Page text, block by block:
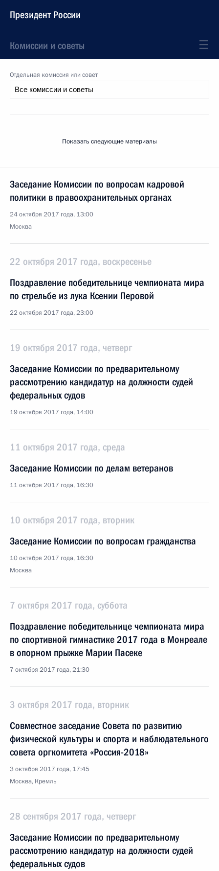
Президент России
Комиссии и советы
Отдельная комиссия или совет
Показать следующие материалы
Заседание Комиссии по вопросам кадровой
политики в правоохранительных органах
24 октября 2017 года, 13:00
Москва
22 октября 2017 года, воскресенье
Поздравление победительнице чемпионата мира
по стрельбе из лука Ксении Перовой
22 октября 2017 года, 23:00
19 октября 2017 года, четверг
Заседание Комиссии по предварительному
рассмотрению кандидатур на должности судей
федеральных судов
19 октября 2017 года, 14:00
11 октября 2017 года, среда
Заседание Комиссии по делам ветеранов
11 октября 2017 года, 16:30
10 октября 2017 года, вторник
Заседание Комиссии по вопросам гражданства
10 октября 2017 года, 16:30
Москва
7 октября 2017 года, суббота
Поздравление победительнице чемпионата мира
по спортивной гимнастике 2017 года в Монреале
в опорном прыжке Марии Пасеке
7 октября 2017 года, 21:30
3 октября 2017 года, вторник
Совместное заседание Совета по развитию
физической культуры и спорта и наблюдательного
совета оргкомитета «Россия-2018»
3 октября 2017 года, 17:45
Москва, Кремль
28 сентября 2017 года, четверг
Заседание Комиссии по предварительному
рассмотрению кандидатур на должности судей
федеральных судов